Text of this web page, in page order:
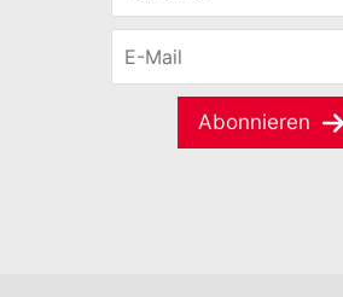
r
M
Abonnieren